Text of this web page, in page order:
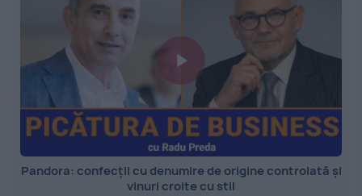
Pandora: confecții cu denumire de origine controlată și
vinuri croite cu stil